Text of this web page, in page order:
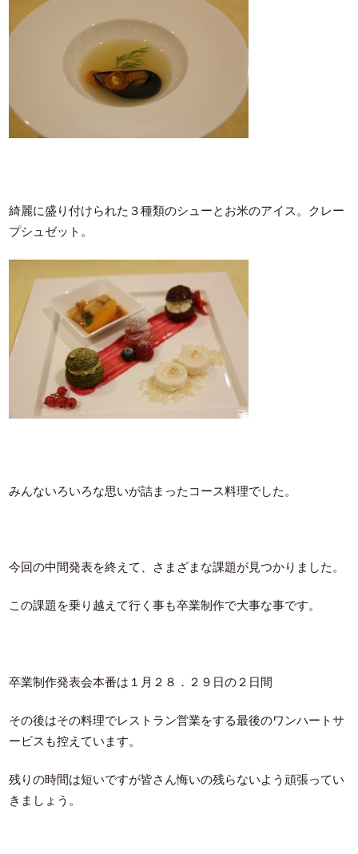
綺麗に盛り付けられた３種類のシューとお米のアイス。クレー
プシュゼット。
みんないろいろな思いが詰まったコース料理でした。
今回の中間発表を終えて、さまざまな課題が見つかりました。
この課題を乗り越えて行く事も卒業制作で大事な事です。
卒業制作発表会本番は１月２８．２９日の２日間
その後はその料理でレストラン営業をする最後のワンハートサ
ービスも控えています。
残りの時間は短いですが皆さん悔いの残らないよう頑張ってい
きましょう。